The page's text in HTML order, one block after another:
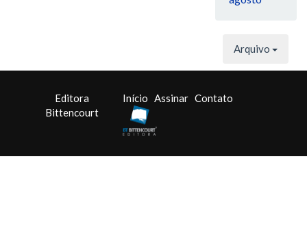
Arquivo
Editora
Bittencourt
Início Assinar Contato